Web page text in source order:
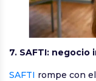
7. SAFTI: negocio
SAFTI rompe con